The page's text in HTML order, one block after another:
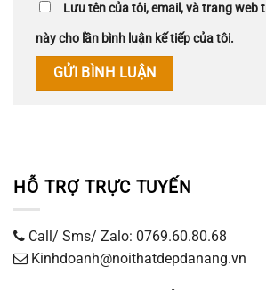
Lưu tên của tôi, email, và trang web
này cho lần bình luận kế tiếp của tôi.
HỖ TRỢ TRỰC TUYẾN
Call/ Sms/ Zalo: 0769.60.80.68
Kinhdoanh@noithatdepdanang.vn